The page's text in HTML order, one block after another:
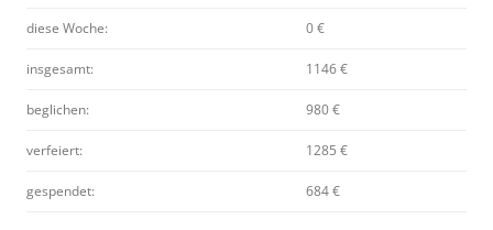
diese Woche: 0 €
insgesamt: 1146 €
beglichen: 980 €
verfeiert: 1285 €
gespendet: 684 €